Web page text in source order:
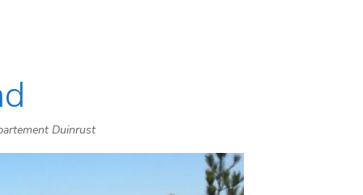
Duinrust